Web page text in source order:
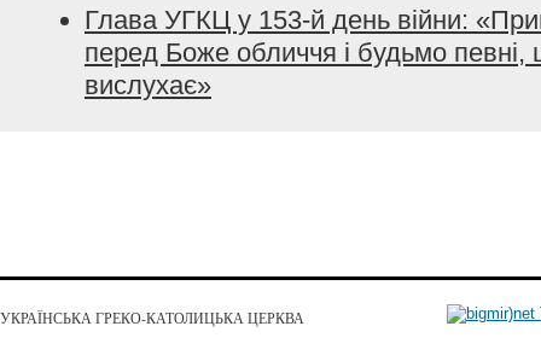
Глава УГКЦ у 153-й день війни:
перед Боже обличчя і будьмо певні,
вислухає»
УКРАЇНСЬКА ГРЕКО-КАТОЛИЦЬКА ЦЕРКВА